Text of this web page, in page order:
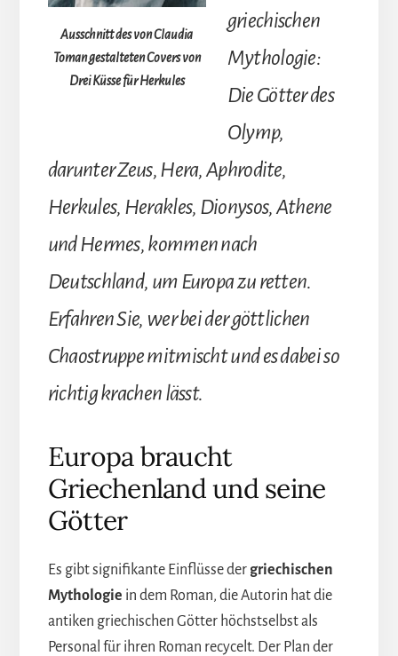
Ausschnitt des von Claudia
Toman gestalteten Covers von
Drei Küsse für Herkules
griechischen
Mythologie:
Die Götter des
Olymp,
darunter Zeus, Hera, Aphrodite,
Herkules, Herakles, Dionysos, Athene
und Hermes, kommen nach
Deutschland, um Europa zu retten.
Erfahren Sie, wer bei der göttlichen
Chaostruppe mitmischt und es dabei so
richtig krachen lässt.
Europa braucht
Griechenland und seine
Götter
Es gibt signifikante Einflüsse dergriechischen
Mythologie in dem Roman, die Autorin hat die
antiken griechischen Götter höchstselbst als
Personal für ihren Roman recycelt. Der Plan der